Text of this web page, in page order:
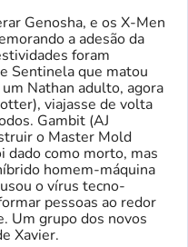
Genosha, e os X-Men
a adesão da
foram
Sentinela que matou
Nathan adulto, agora
viajasse de volta
Gambit (AJ
o Master Mold
dado como morto, mas
homem-máquina
o vírus tecno-
pessoas ao redor
Um grupo dos novos
Xavier.